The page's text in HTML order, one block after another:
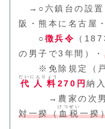
→○六鎮台の設置
阪・熊本に名古屋
○徴兵令 （
の男子で3年間）・
※免除規定（戸
代人料
だいにんりょう
270円納
→農家の次男以
対一揆（血税
けつぜい
一揆